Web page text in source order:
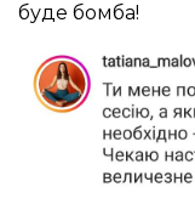
буде бомба!